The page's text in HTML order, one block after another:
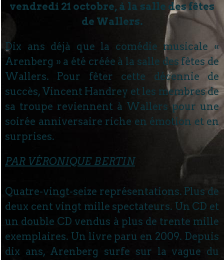
vendredi 21 octobre, à la salle des fêtes
de Wallers.
Dix ans déjà que la comédie musicale «
Arenberg » a été créée à la salle des fêtes de
Wallers. Pour fêter cette décennie de
succès, Vincent Handrey et les membres de
sa troupe reviennent à Wallers pour une
soirée anniversaire riche en émotion et en
surprises.
PAR VÉRONIQUE BERTIN
Quatre-vingt-seize représentations. Plus de
deux cent vingt mille spectateurs. Un CD et
un double CD vendus à plus de trente mille
exemplaires. Un livre paru en 2009. Depuis
dix ans, Arenberg surfe sur la vague du